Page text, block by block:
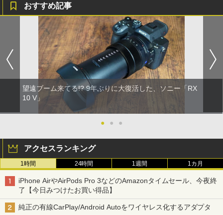
おすすめ記事
望遠ブーム来てる!? 9年ぶりに大復活した、ソニー「RX
10 V」
● ● ●
アクセスランキング
1時間 24時間 1週間 1カ月
iPhone AirやAirPods Pro 3などのAmazonタイムセール、今夜終
了【今日みつけたお買い得品】
純正の有線CarPlay/Android Autoをワイヤレス化するアダプタ